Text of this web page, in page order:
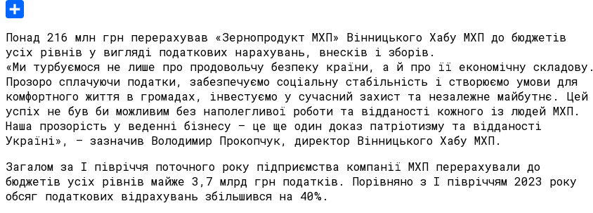
Telegram
Понад 216 млн грн перерахував «Зернопродукт МХП» Вінницького Хабу МХП до бюджетів
усіх рівнів у вигляді податкових нарахувань, внесків і зборів.
«Ми турбуємося не лише про продовольчу безпеку країни, а й про її економічну складову.
Прозоро сплачуючи податки, забезпечуємо соціальну стабільність і створюємо умови для
комфортного життя в громадах, інвестуємо у сучасний захист та незалежне майбутнє. Цей
успіх не був би можливим без наполегливої роботи та відданості кожного із людей МХП.
Наша прозорість у веденні бізнесу – це ще один доказ патріотизму та відданості
Україні», – зазначив Володимир Прокопчук, директор Вінницького Хабу МХП.
Загалом за I півріччя поточного року підприємства компанії МХП перерахували до
бюджетів усіх рівнів майже 3,7 млрд грн податків. Порівняно з I півріччям 2023 року
обсяг податкових відрахувань збільшився на 40%.